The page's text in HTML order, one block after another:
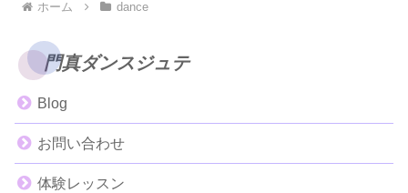
ホーム dance
門真ダンスジュテ
Blog
お問い合わせ
体験レッスン